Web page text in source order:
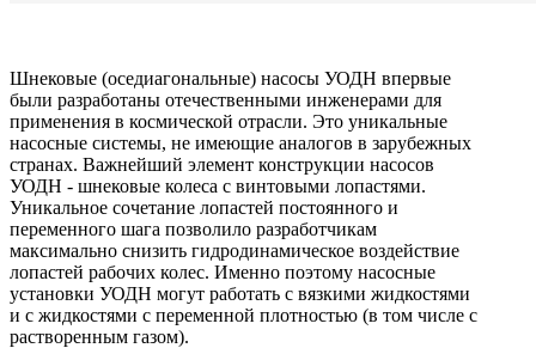
Шнековые (оседиагональные) насосы УОДН впервые
были разработаны отечественными инженерами для
применения в космической отрасли. Это уникальные
насосные системы, не имеющие аналогов в зарубежных
странах. Важнейший элемент конструкции насосов
УОДН - шнековые колеса с винтовыми лопастями.
Уникальное сочетание лопастей постоянного и
переменного шага позволило разработчикам
максимально снизить гидродинамическое воздействие
лопастей рабочих колес. Именно поэтому насосные
установки УОДН могут работать с вязкими жидкостями
и с жидкостями с переменной плотностью (в том числе с
растворенным газом).